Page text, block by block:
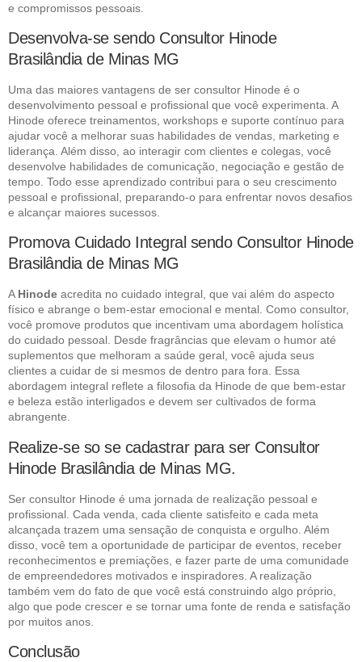
e compromissos pessoais.
Desenvolva-se sendo Consultor Hinode
Brasilândia de Minas MG
Uma das maiores vantagens de ser consultor Hinode é o
desenvolvimento pessoal e profissional que você experimenta. A
Hinode oferece treinamentos, workshops e suporte contínuo para
ajudar você a melhorar suas habilidades de vendas, marketing e
liderança. Além disso, ao interagir com clientes e colegas, você
desenvolve habilidades de comunicação, negociação e gestão de
tempo. Todo esse aprendizado contribui para o seu crescimento
pessoal e profissional, preparando-o para enfrentar novos desafios
e alcançar maiores sucessos.
Promova Cuidado Integral sendo Consultor Hinode
Brasilândia de Minas MG
A Hinode acredita no cuidado integral, que vai além do aspecto
físico e abrange o bem-estar emocional e mental. Como consultor,
você promove produtos que incentivam uma abordagem holística
do cuidado pessoal. Desde fragrâncias que elevam o humor até
suplementos que melhoram a saúde geral, você ajuda seus
clientes a cuidar de si mesmos de dentro para fora. Essa
abordagem integral reflete a filosofia da Hinode de que bem-estar
e beleza estão interligados e devem ser cultivados de forma
abrangente.
Realize-se so se cadastrar para ser Consultor
Hinode Brasilândia de Minas MG.
Ser consultor Hinode é uma jornada de realização pessoal e
profissional. Cada venda, cada cliente satisfeito e cada meta
alcançada trazem uma sensação de conquista e orgulho. Além
disso, você tem a oportunidade de participar de eventos, receber
reconhecimentos e premiações, e fazer parte de uma comunidade
de empreendedores motivados e inspiradores. A realização
também vem do fato de que você está construindo algo próprio,
algo que pode crescer e se tornar uma fonte de renda e satisfação
por muitos anos.
Conclusão